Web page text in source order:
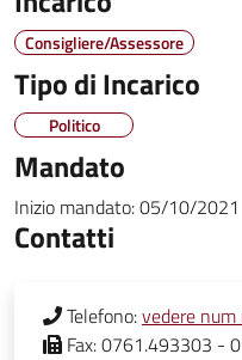
Consigliere/Assessore
Tipo di Incarico
Politico
Mandato
Inizio mandato:05/10/2021
Contatti
Telefono:vedere num
Fax:0761.493303 -